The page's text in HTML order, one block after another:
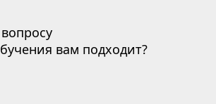
вам подходит?